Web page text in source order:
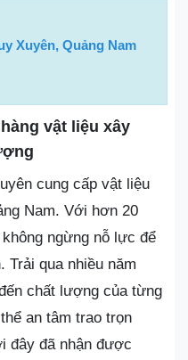
Xuyên, Quảng Nam
vật liệu xây
cung cấp vật liệu
Nam. Với hơn 20
ngừng nỗ lực để
Trải qua nhiều năm
chất lượng của từng
an tâm trao trọn
đây đã nhận được